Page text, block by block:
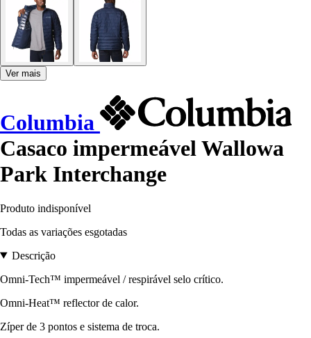
Ver mais
Columbia
Casaco impermeável Wallowa
Park Interchange
Produto indisponível
Todas as variações esgotadas
Descrição
Omni-Tech™ impermeável / respirável selo crítico.
Omni-Heat™ reflector de calor.
Zíper de 3 pontos e sistema de troca.